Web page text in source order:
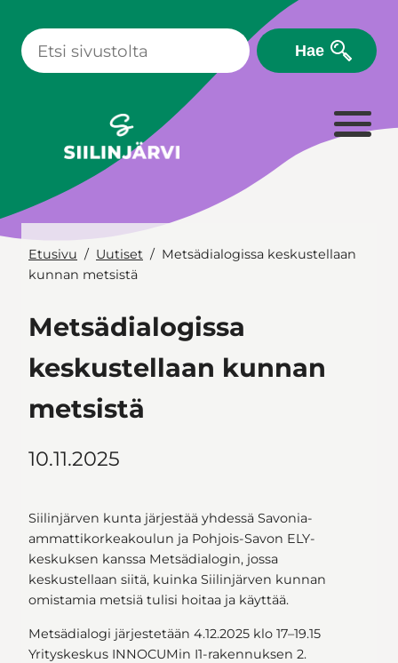
sisältöön
Hae
Etusivu Uutiset
Metsädialogissa keskustellaan
kunnan metsistä
Metsädialogissa
keskustellaan kunnan
metsistä
10.11.2025
Siilinjärven kunta järjestää yhdessä Savonia-
ammattikorkeakoulun ja Pohjois-Savon ELY-
keskuksen kanssa Metsädialogin, jossa
keskustellaan siitä, kuinka Siilinjärven kunnan
omistamia metsiä tulisi hoitaa ja käyttää.
Metsädialogi järjestetään 4.12.2025 klo 17–19.15
Yrityskeskus INNOCUMin I1-rakennuksen 2.